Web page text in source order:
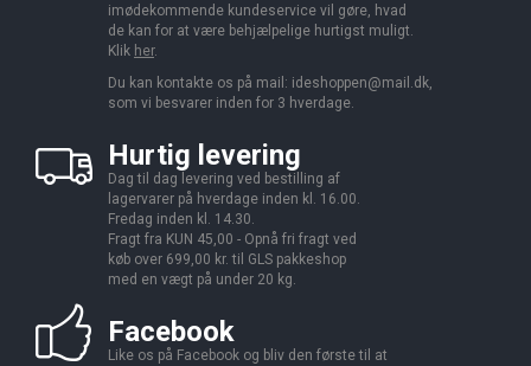
imødekommende kundeservice vil gøre, hvad
de kan for at være behjælpelige hurtigst muligt.
Klik her.
Du kan kontakte os på mail: ideshoppen@mail.dk,
som vi besvarer inden for 3 hverdage.
Hurtig levering
Dag til dag levering ved bestilling af
lagervarer på hverdage inden kl. 16.00.
Fredag inden kl. 14.30.
Fragt fra KUN 45,00 - Opnå fri fragt ved
køb over 699,00 kr. til GLS pakkeshop
med en vægt på under 20 kg.
Facebook
Like os på Facebook og bliv den første til at